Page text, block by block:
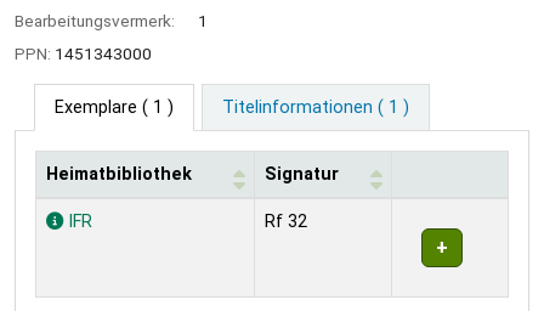
Bearbeitungsvermerk:
1
PPN: 1451343000
Exemplare ( 1 ) Titelinformationen ( 1 )
Exemplare
Heimatbibliothek Signatur
IFR Rf 32